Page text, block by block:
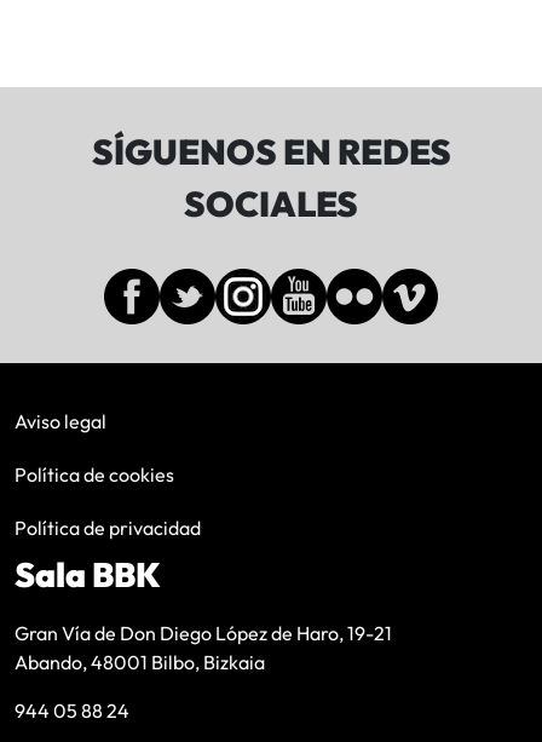
SÍGUENOS EN REDES
SOCIALES
Aviso legal
Política de cookies
Política de privacidad
Sala BBK
Gran Vía de Don Diego López de Haro, 19-21
Abando, 48001 Bilbo, Bizkaia
944 05 88 24